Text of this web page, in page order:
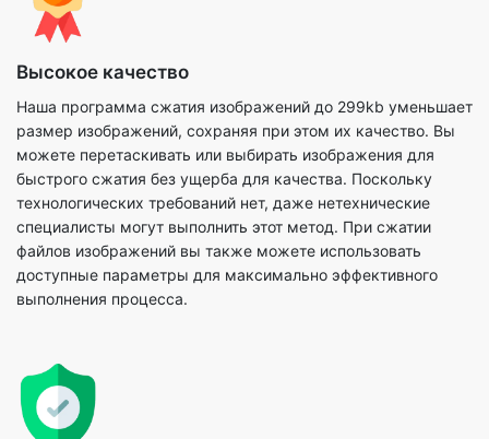
Наша программа сжатия изображений до 299kb уменьшает
размер изображений, сохраняя при этом их качество. Вы
можете перетаскивать или выбирать изображения для
технологических требований нет, даже нетехнические
специалисты могут выполнить этот метод. При сжатии
файлов изображений вы также можете использовать
доступные параметры для максимально эффективного
выполнения процесса.
Защита данных
При загрузке изображений на веб-сайт для сжатия